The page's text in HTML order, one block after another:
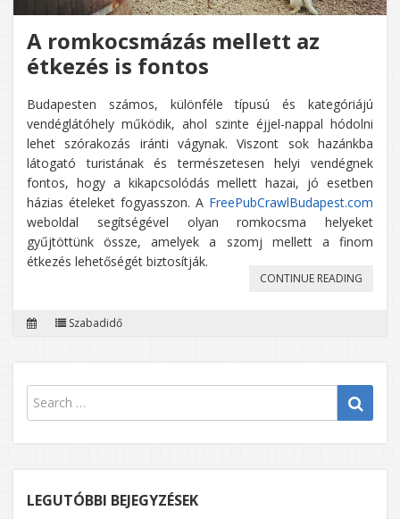
A romkocsmázás mellett az
étkezés is fontos
Budapesten számos, különféle típusú és kategóriájú
vendéglátóhely működik, ahol szinte éjjel-nappal hódolni
lehet szórakozás iránti vágynak. Viszont sok hazánkba
látogató turistának és természetesen helyi vendégnek
fontos, hogy a kikapcsolódás mellett hazai, jó esetben
házias ételeket fogyasszon. A FreePubCrawlBudapest.com
weboldal segítségével olyan romkocsma helyeket
gyűjtöttünk össze, amelyek a szomj mellett a finom
étkezés lehetőségét biztosítják.
CONTINUE READING
IS
Szabadidő
LEGUTÓBBI BEJEGYZÉSEK